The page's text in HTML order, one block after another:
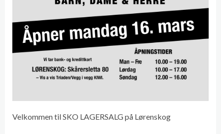
Velkommen til SKO LAGERSALG på Lørenskog